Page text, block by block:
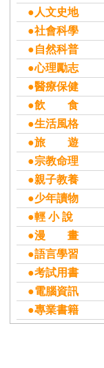
●人文史地
●社會科學
●自然科普
●心理勵志
●醫療保健
●飲 食
●生活風格
●旅 遊
●宗教命理
●親子教養
●少年讀物
●輕 小 說
●漫 畫
●語言學習
●考試用書
●電腦資訊
●專業書籍